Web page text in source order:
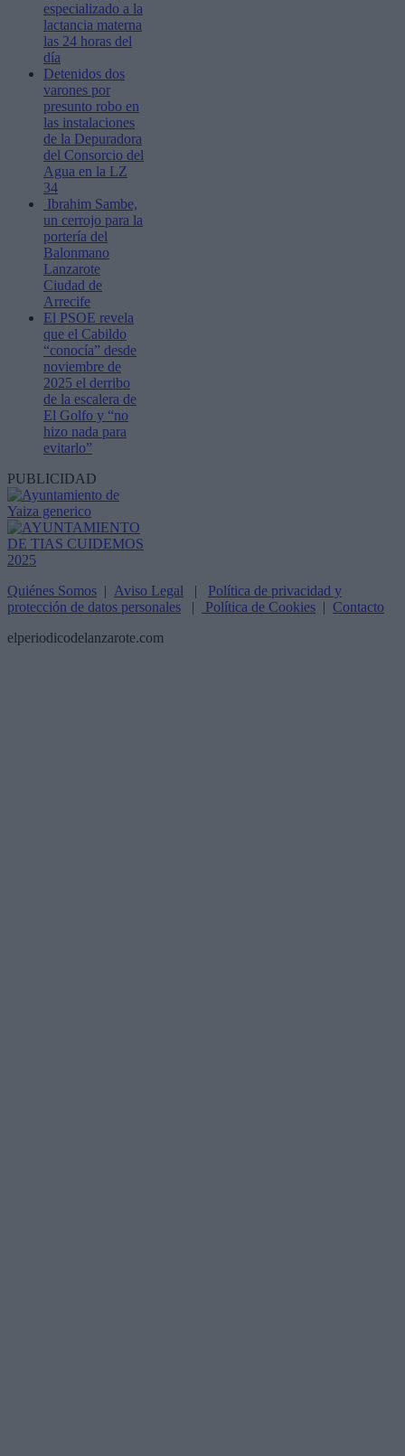
especializado a la
lactancia materna
las 24 horas del
día
Detenidos dos
varones por
presunto robo en
las instalaciones
de la Depuradora
del Consorcio del
Agua en la LZ
34
Ibrahim Sambe,
un cerrojo para la
portería del
Balonmano
Lanzarote
Ciudad de
Arrecife
El PSOE revela
que el Cabildo
“conocía” desde
noviembre de
2025 el derribo
de la escalera de
El Golfo y “no
hizo nada para
evitarlo”
PUBLICIDAD
Quiénes Somos | Aviso Legal | Política de privacidad y
protección de datos personales | Política de Cookies | Contacto
elperiodicodelanzarote.com